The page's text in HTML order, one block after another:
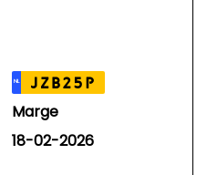
NL JZB25P
Marge
18-02-2026